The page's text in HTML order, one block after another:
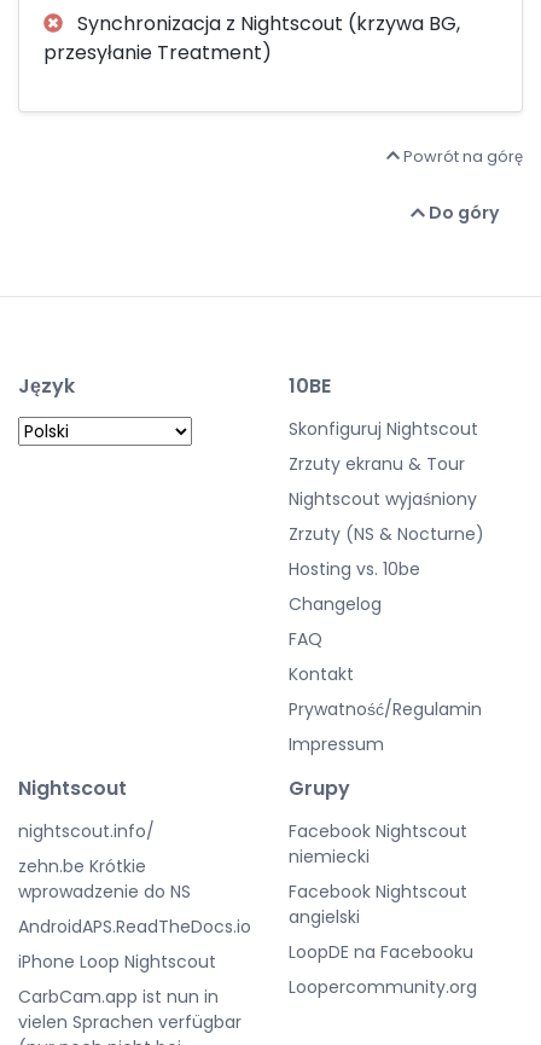
Synchronizacja z Nightscout (krzywa BG,
przesyłanie Treatment)
Powrót na górę
Do góry
Język 10BE
Skonfiguruj Nightscout
Zrzuty ekranu & Tour
Nightscout wyjaśniony
Zrzuty (NS & Nocturne)
Hosting vs. 10be
Changelog
FAQ
Kontakt
Prywatność/Regulamin
Impressum
Nightscout
nightscout.info/
zehn.be Krótkie
wprowadzenie do NS
AndroidAPS.ReadTheDocs.io
iPhone Loop Nightscout
CarbCam.app ist nun in
vielen Sprachen verfügbar
Grupy
Facebook Nightscout
niemiecki
Facebook Nightscout
angielski
LoopDE na Facebooku
Loopercommunity.org